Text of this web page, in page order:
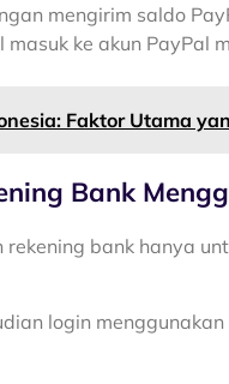
mengirim saldo
ke akun PayPal
Faktor Utama
Bank
bank hanya
login